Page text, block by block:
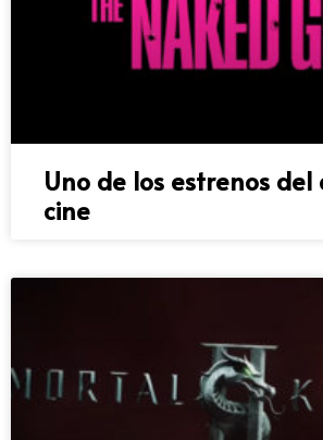
Uno de los estrenos del
cine